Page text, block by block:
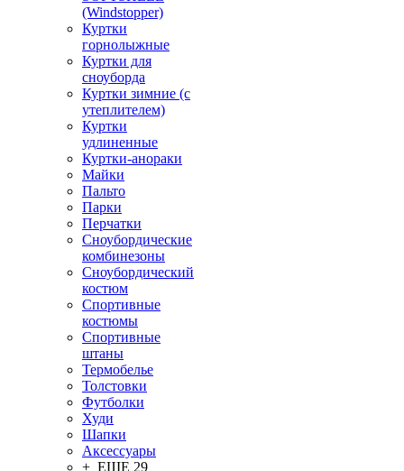
(Windstopper)
Куртки
горнолыжные
Куртки для
сноуборда
Куртки зимние (с
утеплителем)
Куртки
удлиненные
Куртки-анораки
Майки
Пальто
Парки
Перчатки
Сноубордические
комбинезоны
Сноубордический
костюм
Спортивные
костюмы
Спортивные
штаны
Термобелье
Толстовки
Футболки
Худи
Шапки
Аксессуары
+ ЕЩЕ 29